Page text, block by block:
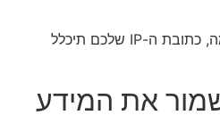
אם תבקשו לאפס את הסיסמה, כתובת ה-IP שלכם תיכלל
את המידע